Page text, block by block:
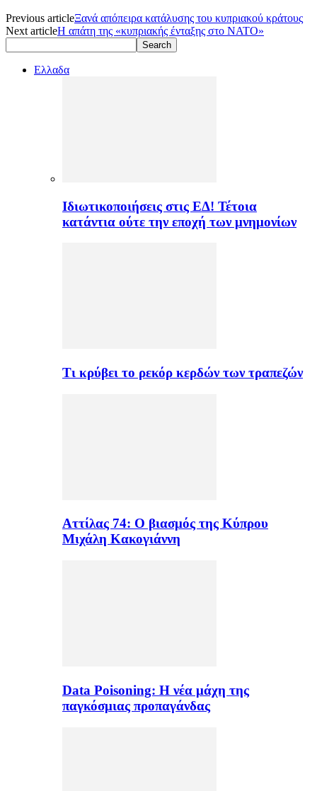
Previous articleΞανά απόπειρα κατάλυσης του κυπριακού κράτους
Next articleΗ απάτη της «κυπριακής ένταξης στο ΝΑΤΟ»
Ελλαδα
Ιδιωτικοποιήσεις στις ΕΔ! Τέτοια
κατάντια ούτε την εποχή των μνημονίων
Τι κρύβει το ρεκόρ κερδών των τραπεζών
Αττίλας 74: Ο βιασμός της Κύπρου
Μιχάλη Κακογιάννη
Data Poisoning: Η νέα μάχη της
παγκόσμιας προπαγάνδας